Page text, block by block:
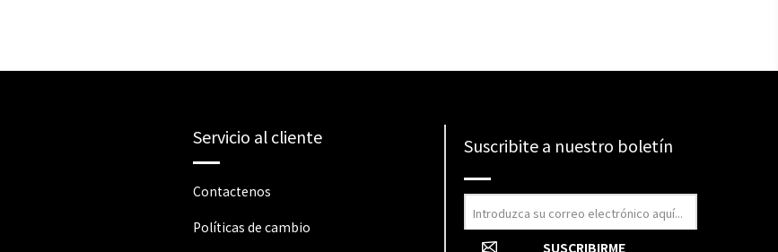
Servicio al cliente
Contactenos
Políticas de cambio
Suscribite a nuestro boletín